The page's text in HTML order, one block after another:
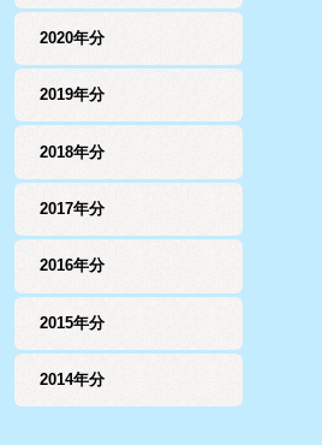
2020年分
2019年分
2018年分
2017年分
2016年分
2015年分
2014年分